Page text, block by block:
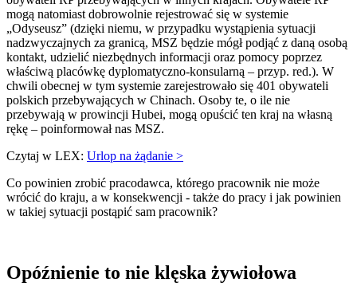
mogą natomiast dobrowolnie rejestrować się w systemie
„Odyseusz” (dzięki niemu, w przypadku wystąpienia sytuacji
nadzwyczajnych za granicą, MSZ będzie mógł podjąć z daną osobą
kontakt, udzielić niezbędnych informacji oraz pomocy poprzez
właściwą placówkę dyplomatyczno-konsularną – przyp. red.). W
chwili obecnej w tym systemie zarejestrowało się 401 obywateli
polskich przebywających w Chinach. Osoby te, o ile nie
przebywają w prowincji Hubei, mogą opuścić ten kraj na własną
rękę – poinformował nas MSZ.
Czytaj w LEX: Urlop na żądanie >
Co powinien zrobić pracodawca, którego pracownik nie może
wrócić do kraju, a w konsekwencji - także do pracy i jak powinien
w takiej sytuacji postąpić sam pracownik?
Opóźnienie to nie klęska żywiołowa